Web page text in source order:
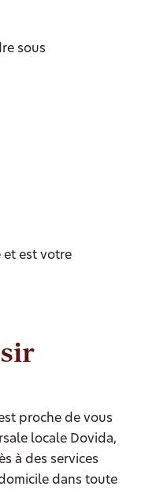
sous
et est votre
proche de vous
locale Dovida,
à des services
dans toute